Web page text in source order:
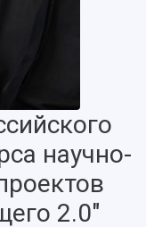
научно-
2.0"